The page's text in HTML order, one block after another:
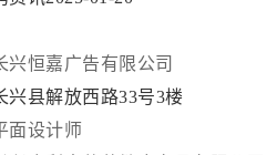
兴恒嘉广告有限公司
兴县解放西路33号3楼
面设计师